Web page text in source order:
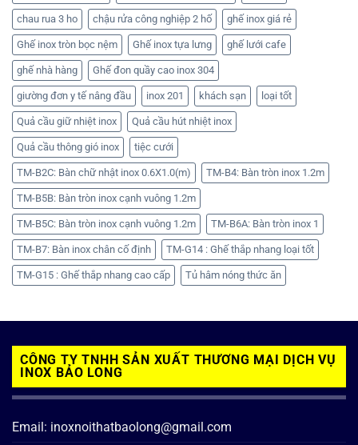
chau rua 3 ho chậu rửa công nghiệp 2 hố ghế inox giá rẻ
Ghế inox tròn bọc nệm Ghế inox tựa lưng ghế lưới cafe
ghế nhà hàng Ghế đon quầy cao inox 304
giường đơn y tế nâng đầu inox 201 khách sạn loại tốt
Quả cầu giữ nhiệt inox Quả cầu hút nhiệt inox
Quả cầu thông gió inox tiệc cưới
TM-B2C: Bàn chữ nhật inox 0.6X1.0(m) TM-B4: Bàn tròn inox 1.2m
TM-B5B: Bàn tròn inox cạnh vuông 1.2m
TM-B5C: Bàn tròn inox cạnh vuông 1.2m TM-B6A: Bàn tròn inox 1
TM-B7: Bàn inox chân cố định TM-G14 : Ghế thắp nhang loại tốt
TM-G15 : Ghế thắp nhang cao cấp Tủ hâm nóng thức ăn
CÔNG TY TNHH SẢN XUẤT THƯƠNG MẠI DỊCH VỤ
INOX BẢO LONG
Email: inoxnoithatbaolong@gmail.com